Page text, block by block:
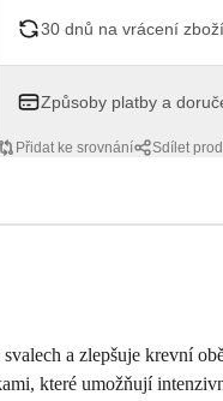
30 dnů na vrácení zboží
Způsoby platby a
Přidat ke srovnání Sdílet
a zlepšuje krevní
které umožňují